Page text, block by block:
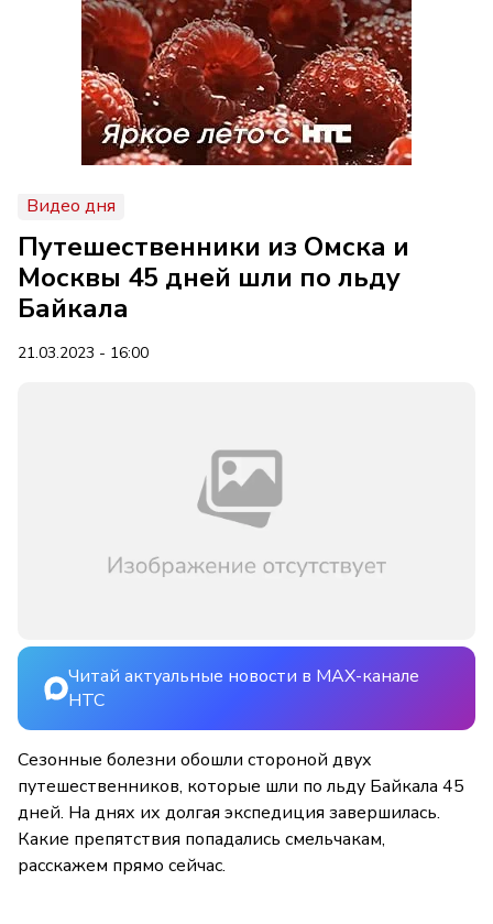
Видео дня
Путешественники из Омска и
Москвы 45 дней шли по льду
Байкала
21.03.2023 - 16:00
Читай актуальные новости в MAX-канале
НТС
Сезонные болезни обошли стороной двух
путешественников, которые шли по льду Байкала 45
дней. На днях их долгая экспедиция завершилась.
Какие препятствия попадались смельчакам,
расскажем прямо сейчас.